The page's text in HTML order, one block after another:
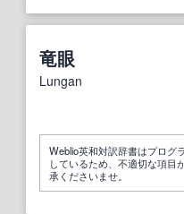
竜眼
Lungan
Weblio英和対訳辞書はプログ
しているため、不適切な項目
承くださいませ。